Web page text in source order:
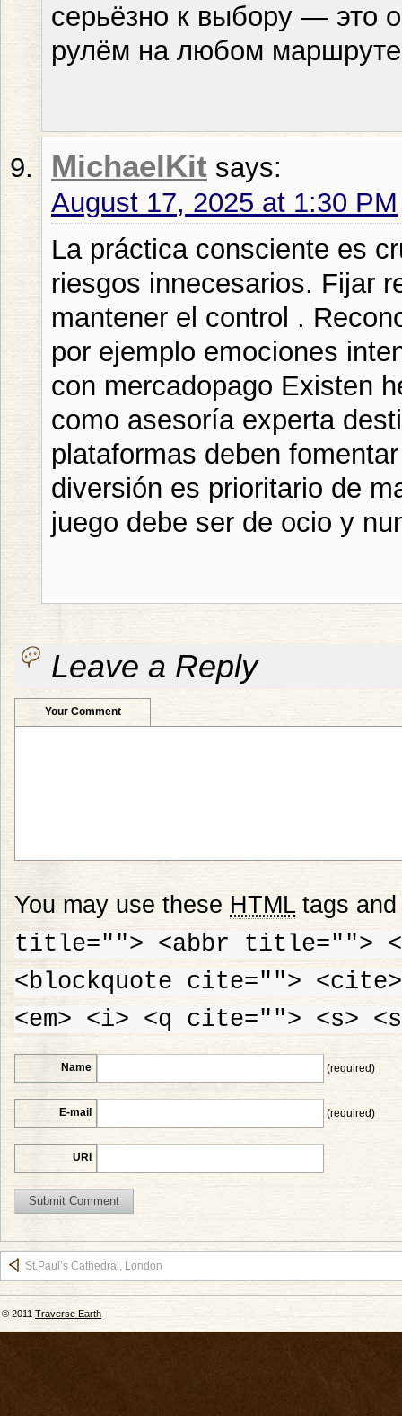
серьёзно к выбору — это
рулём на любом
MichaelKit says:
August 17, 2025 at 1:30 PM
La práctica consciente es
riesgos innecesarios. Fijar
mantener el control .
por ejemplo emociones
con mercadopago Existen
como asesoría experta
plataformas deben
diversión es prioritario de
juego debe ser de ocio y
Leave a Reply
Your Comment
You may use these HTMLtags
title=""> <abbr title="">
<blockquote cite="">
<em> <i> <q cite=""> <s>
Name (required)
E-mail (required)
URI
St.Paul’s Cathedral, London
© 2011 Traverse Earth